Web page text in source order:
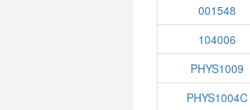
001548
104006
PHYS1009
PHYS1004C